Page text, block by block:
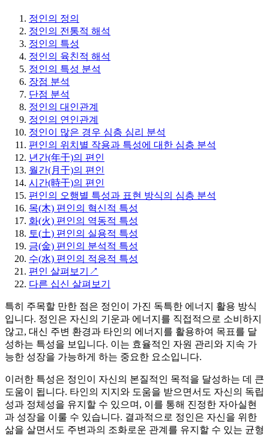
정인의 정의
정인의 전통적 해석
정인의 특성
정인의 육친적 해석
정인의 특성 분석
장점 분석
단점 분석
정인의 대인관계
정인의 연인관계
정인이 많은 경우 심층 심리 분석
편인의 위치별 작용과 특성에 대한 심층 분석
년간(年干)의 편인
월간(月干)의 편인
시간(時干)의 편인
편인의 오행별 특성과 표현 방식의 심층 분석
목(木) 편인의 혁신적 특성
화(火) 편인의 역동적 특성
토(土) 편인의 실용적 특성
금(金) 편인의 분석적 특성
수(水) 편인의 적응적 특성
편인 살펴보기↗️
다른 십신 살펴보기
특히 주목할 만한 점은 정인이 가진 독특한 에너지 활용 방식
입니다. 정인은 자신의 기운과 에너지를 직접적으로 소비하지
않고, 대신 주변 환경과 타인의 에너지를 활용하여 목표를 달
성하는 특성을 보입니다. 이는 효율적인 자원 관리와 지속 가
능한 성장을 가능하게 하는 중요한 요소입니다.
이러한 특성은 정인이 자신의 본질적인 목적을 달성하는 데 큰
도움이 됩니다. 타인의 지지와 도움을 받으면서도 자신의 독립
성과 정체성을 유지할 수 있으며, 이를 통해 진정한 자아실현
과 성장을 이룰 수 있습니다. 결과적으로 정인은 자신을 위한
삶을 살면서도 주변과의 조화로운 관계를 유지할 수 있는 균형